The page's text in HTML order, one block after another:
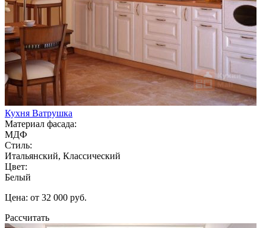
Кухня Ватрушка
Материал фасада:
МДФ
Стиль:
Итальянский, Классический
Цвет:
Белый
Цена: от 32 000 руб.
Рассчитать